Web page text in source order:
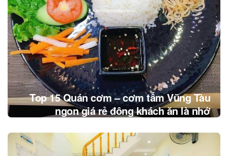
Top 15 Quán cơm – cơm tấm Vũng Tàu
ngon giá rẻ đông khách ăn là nhớ